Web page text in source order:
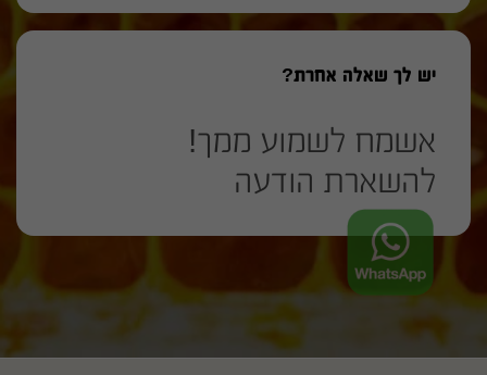
יש לך שאלה אחרת?
אשמח לשמוע ממך!
להשארת הודעה